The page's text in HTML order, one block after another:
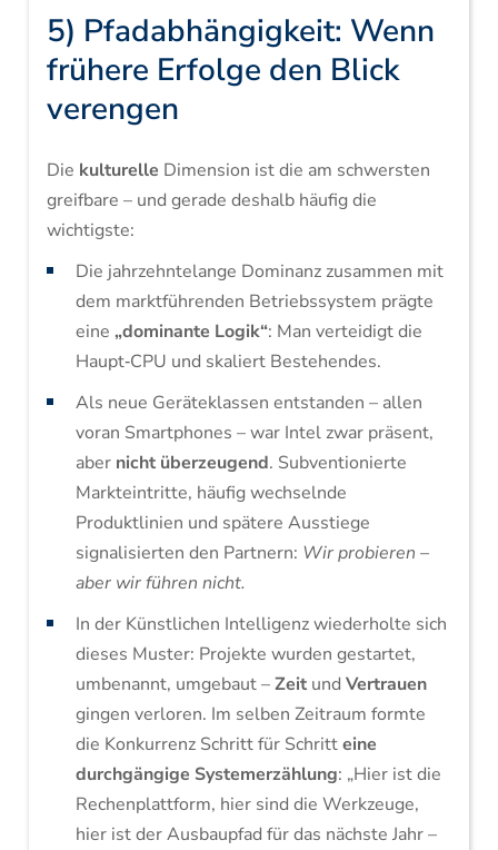
5) Pfadabhängigkeit: Wenn
frühere Erfolge den Blick
verengen
Die kulturelle Dimension ist die am schwersten
greifbare – und gerade deshalb häufig die
wichtigste:
Die jahrzehntelange Dominanz zusammen mit
dem marktführenden Betriebssystem prägte
eine „dominante Logik“: Man verteidigt die
Haupt‑CPU und skaliert Bestehendes.
Als neue Geräteklassen entstanden – allen
voran Smartphones – war Intel zwar präsent,
aber nicht überzeugend. Subventionierte
Markteintritte, häufig wechselnde
Produktlinien und spätere Ausstiege
signalisierten den Partnern: Wir probieren –
aber wir führen nicht.
In der Künstlichen Intelligenz wiederholte sich
dieses Muster: Projekte wurden gestartet,
umbenannt, umgebaut –Zeitund Vertrauen
gingen verloren. Im selben Zeitraum formte
die Konkurrenz Schritt für Schritteine
durchgängige Systemerzählung: „Hier ist die
Rechenplattform, hier sind die Werkzeuge,
hier ist der Ausbaupfad für das nächste Jahr –